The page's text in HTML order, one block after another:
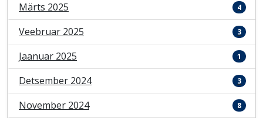
Märts 2025 4
Veebruar 2025 3
Jaanuar 2025 1
Detsember 2024 3
November 2024 8